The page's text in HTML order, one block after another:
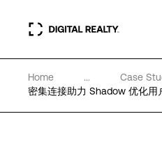
数据中心
Home ...
Case
密集连接助力 Shadow 优化用